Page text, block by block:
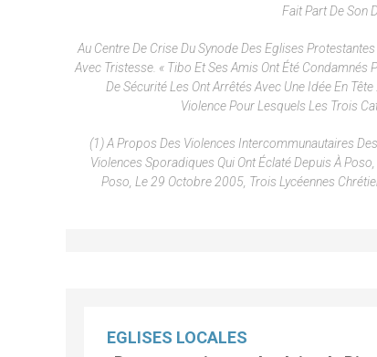
Fait Part De Son
Au Centre De Crise Du Synode Des Eglises
Avec Tristesse. « Tibo Et Ses Amis Ont Été Condamnés
De Sécurité Les Ont Arrêtés Avec Une Idée En
Violence Pour Lesquels Les Trois
(1) A Propos Des Violences Intercommunautaires
Violences Sporadiques Qui Ont Éclaté Depuis À
Poso, Le 29 Octobre 2005, Trois Lycéennes
EGLISES LOCALES